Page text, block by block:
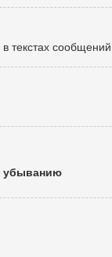
в текстах сообщений
убыванию